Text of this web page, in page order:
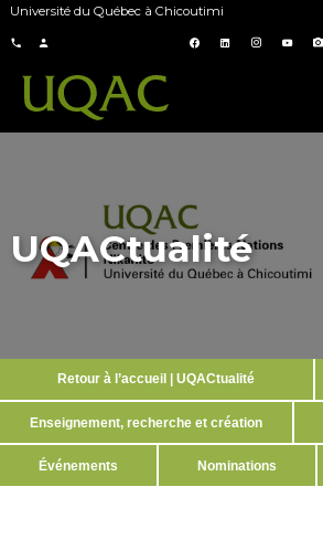
Université du Québec à Chicoutimi
UQACtualité
Retour à l’accueil | UQACtualité
Enseignement, recherche et création
Événements Nominations